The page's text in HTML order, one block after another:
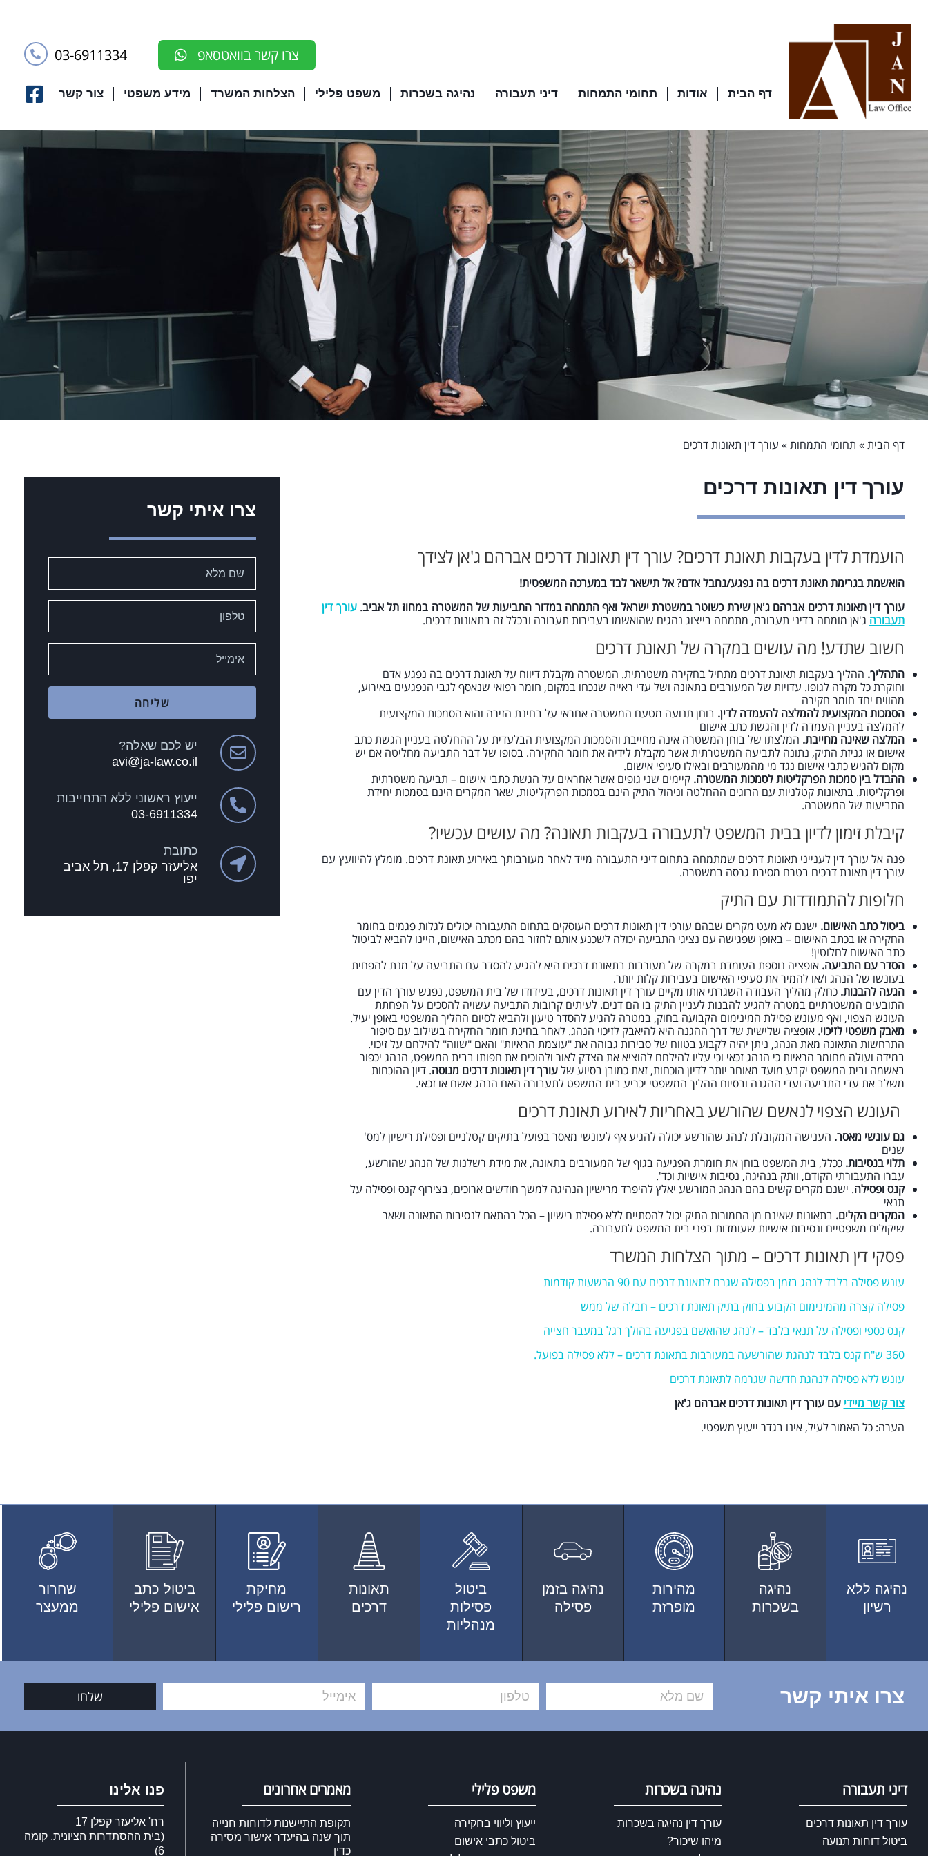
צרו קשר בוואטסאפ 03-6911334
דף הבית אודות תחומי התמחות דיני תעבורה נהיגה בשכרות משפט פלילי הצלחות המשרד מידע משפטי צור קשר
דף הבית » תחומי התמחות » עורך דין תאונות דרכים
עורך דין תאונות דרכים
הועמדת לדין בעקבות תאונת דרכים? עורך דין תאונות דרכים אברהם ג'אן לצידך
הואשמת בגרימת תאונת דרכים בה נפגע/נחבל אדם? אל תישאר לבד במערכה המשפטית!
עורך דין תאונות דרכים אברהם ג'אן שירת כשוטר במשטרת ישראל ואף התמחה במדור התביעות של המשטרה במחוז תל אביב.עורך דין
תעבורה ג'אן מומחה בדיני תעבורה, מתמחה בייצוג נהגים שהואשמו בעבירות תעבורה ובכלל זה בתאונות דרכים.
חשוב שתדע! מה עושים במקרה של תאונת דרכים
התהליך. ההליך בעקבות תאונת דרכים מתחיל בחקירה משטרתית. המשטרה מקבלת דיווח על תאונת דרכים בה נפגע אדם
וחוקרת כל מקרה לגופו. עדויות של המעורבים בתאונה ושל עדי ראייה שנכחו במקום, חומר רפואי שנאסף לגבי הנפגעים באירוע,
מהווים יחד חומר חקירה
הסמכות המקצועית להמלצה להעמדה לדין. בוחן תנועה מטעם המשטרה אחראי על בחינת הזירה והוא הסמכות המקצועית
להמלצה בעניין העמדה לדין והגשת כתב אישום
המלצה שאינה מחייבת. המלצתו של בוחן המשטרה אינה מחייבת והסמכות המקצועית הבלעדית על ההחלטה בעניין הגשת כתב
אישום או גניזת התיק, נתונה לתביעה המשטרתית אשר מקבלת לידיה את חומר החקירה. בסופו של דבר התביעה מחליטה אם יש
מקום להגיש כתבי אישום נגד מי מהמעורבים ובאילו סעיפי אישום.
ההבדל בין סמכות הפרקליטות לסמכות המשטרה. קיימים שני גופים אשר אחראים על הגשת כתבי אישום – תביעה משטרתית
ופרקליטות. בתאונות קטלניות עם הרוגים ההחלטה וניהול התיק הינם בסמכות הפרקליטות, שאר המקרים הינם בסמכות יחידת
התביעות של המשטרה.
קיבלת זימון לדיון בבית המשפט לתעבורה בעקבות תאונה? מה עושים עכשיו?
פנה אל עורך דין לענייני תאונות דרכים שמתמחה בתחום דיני התעבורה מייד לאחר מעורבותך באירוע תאונת דרכים. מומלץ להיוועץ עם
עורך דין תאונת דרכים בטרם מסירת גרסה במשטרה.
חלופות להתמודדות עם התיק
ביטול כתב האישום. ישנם לא מעט מקרים שבהם עורכי דין תאונות דרכים העוסקים בתחום התעבורה יכולים לגלות פגמים בחומר
החקירה או בכתב האישום – באופן שפגישה עם נציגי התביעה יכולה לשכנע אותם לחזור בהם מכתב האישום, היינו להביא לביטול
כתב האישום לחלוטין!
הסדר עם התביעה. אופציה נוספת העומדת במקרה של מעורבות בתאונת דרכים היא להגיע להסדר עם התביעה על מנת להפחית
בעונשו של הנהג ו/או להמיר את סעיפי האישום בעבירות קלות יותר.
הגעה להבנות. כחלק מהליך העבודה השגרתי אותו מקיים עורך דין תאונות דרכים, בעידודו של בית המשפט, נפגש עורך הדין עם
התובעים המשטרתיים במטרה להגיע להבנות לעניין התיק בו הם דנים. לעיתים קרובות התביעה עשויה להסכים על הפחתת
העונש הצפוי, ואף מעונש פסילת המינימום הקבועה בחוק, במטרה להגיע להסדר טיעון ולהביא לסיום ההליך המשפטי באופן יעיל.
מאבק משפטי לזיכוי. אופציה שלישית של דרך ההגנה היא להיאבק לזיכוי הנהג. לאחר בחינת חומר החקירה בשילוב עם סיפור
התרחשות התאונה מאת הנהג, ניתן יהיה לקבוע בטווח של סבירות גבוהה את "עוצמת הראיות" והאם "שווה" להילחם על זיכוי.
במידה ועולה מחומר הראיות כי הנהג זכאי וכי עליו להילחם להוציא את הצדק לאור ולהוכיח את חפותו בבית המשפט, הנהג יכפור
באשמה ובית המשפט יקבע מועד מאוחר יותר לדיון הוכחות, זאת כמובן בסיוע שלעורך דין תאונות דרכים מנוסה. דיון ההוכחות
משלב את עדי התביעה ועדי ההגנה ובסיום ההליך המשפטי יכריע בית המשפט לתעבורה האם הנהג אשם או זכאי.
העונש הצפוי לנאשם שהורשע באחריות לאירוע תאונת דרכים
גם עונשי מאסר. הענישה המקובלת לנהג שהורשע יכולה להגיע אף לעונשי מאסר בפועל בתיקים קטלניים ופסילת רישיון למס'
שנים
תלוי בנסיבות. ככלל, בית המשפט בוחן את חומרת הפגיעה בגוף של המעורבים בתאונה, את מידת רשלנות של הנהג שהורשע,
עברו התעבורתי הקודם, וותק בנהיגה, נסיבות אישיות וכד'.
קנס ופסילה. ישנם מקרים קשים בהם הנהג המורשע יאלץ להיפרד מרישיון הנהיגה למשך חודשים ארוכים, בצירוף קנס ופסילה על
תנאי
המקרים הקלים. בתאונות שאינם מן החמורות התיק יכול להסתיים ללא פסילת רישיון – הכל בהתאם לנסיבות התאונה ושאר
שיקולים משפטיים ונסיבות אישיות שעומדות בפני בית המשפט לתעבורה.
פסקי דין תאונות דרכים – מתוך הצלחות המשרד
עונש פסילה בלבד לנהג בזמן בפסילה שגרם לתאונת דרכים עם 90 הרשעות קודמות
פסילה קצרה מהמינימום הקבוע בחוק בתיק תאונת דרכים – חבלה של ממש
קנס כספי ופסילה על תנאי בלבד – לנהג שהואשם בפגיעה בהולך רגל במעבר חצייה
360 ש"ח קנס בלבד לנהגת שהורשעה במעורבות בתאונת דרכים – ללא פסילה בפועל.
עונש ללא פסילה לנהגת חדשה שגרמה לתאונת דרכים
צור קשר מיידי עם עורך דין תאונות דרכים אברהם ג'אן
הערה: כל האמור לעיל, אינו בגדר ייעוץ משפטי.
צרו איתי קשר
שליחה
יש לכם שאלה?
avi@ja-law.co.il
ייעוץ ראשוני ללא התחייבות
03-6911334
כתובת
אליעזר קפלן 17, תל אביב
יפו
נהיגה ללא
רשיון
נהיגה
בשכרות
מהירות
מופרזת
נהיגה בזמן
פסילה
ביטול
פסילות
מנהליות
תאונות
דרכים
מחיקת
רישום פלילי
ביטול כתב
אישום פלילי
שחרור
ממעצר
צרו איתי קשר שלחו
דיני תעבורה
עורך דין תאונות דרכים
ביטול דוחות תנועה
נהיגה בשכרות
עורך דין נהיגה בשכרות
מיהו שיכור?
משפט פלילי
ייעוץ וליווי בחקירה
ביטול כתבי אישום
מאמרים אחרונים
תקופת התיישנות לדוחות חנייה
תוך שנה בהיעדר אישור מסירה
כדין
פנו אלינו
רח' אליעזר קפלן 17
(בית ההסתדרות הציונית, קומה
6)